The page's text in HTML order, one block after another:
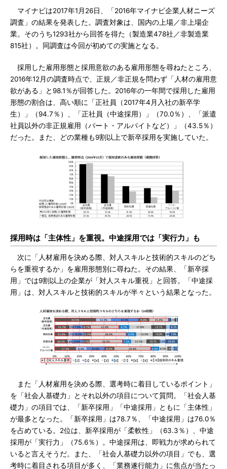
マイナビは2017年1月26日、「2016年マイナビ企業人材ニーズ
調査」の結果を発表した。調査対象は、国内の上場／非上場企
業。そのうち1293社から回答を得た（製造業478社／非製造業
815社）。同調査は今回が初めての実施となる。
採用した雇用形態と採用意欲のある雇用形態を尋ねたところ、
2016年12月の調査時点で、正規／非正規を問わず「人材の雇用意
欲がある」と98.1％が回答した。2016年の一年間で採用した雇用
形態の割合は、高い順に「正社員（2017年4月入社の新卒学
生）」（94.7％）、「正社員（中途採用）」（70.0％）、「派遣
社員以外の非正規雇用（パート・アルバイトなど）」（43.5％）
だった。また、どの業種も9割以上で新卒採用を実施していた。
採用時は「主体性」を重視。中途採用では「実行力」も
次に「人材雇用を決める際、対人スキルと技術的スキルのどち
らを重視するか」を雇用形態別に尋ねた。その結果、「新卒採
用」では9割以上の企業が「対人スキル重視」と回答。「中途採
用」は、対人スキルと技術的スキルが半々という結果となった。
また「人材雇用を決める際、選考時に着目しているポイント」
を「社会人基礎力」とそれ以外の項目について質問。「社会人基
礎力」の項目では、「新卒採用」「中途採用」ともに「主体性」
が最多となった。「新卒採用」は78.7％、「中途採用」は76.0％
を占めている。2位は、新卒採用が「柔軟性」（63.3％）、中途
採用が「実行力」（75.6％）。中途採用は、即戦力が求められて
いると言えそうだ。また、「社会人基礎力以外の項目」でも、選
考時に着目される項目が多く、「業務遂行能力」に焦点が当たっ